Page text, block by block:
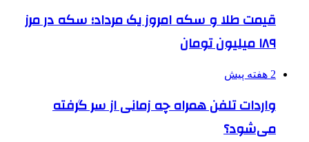
قیمت طلا و سکه امروز یک مرداد؛ سکه در مرز
۱۸۹ میلیون تومان
2 هفته پیش
واردات تلفن همراه چه زمانی از سر گرفته
می‌شود؟